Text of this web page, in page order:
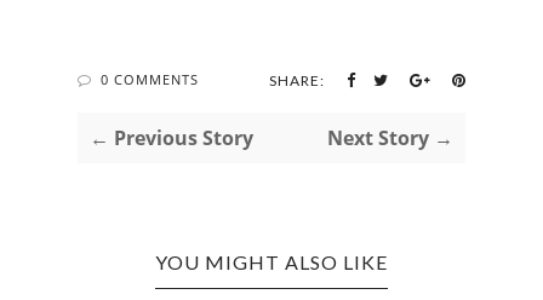
0 COMMENTS SHARE:
← Previous Story Next Story →
YOU MIGHT ALSO LIKE